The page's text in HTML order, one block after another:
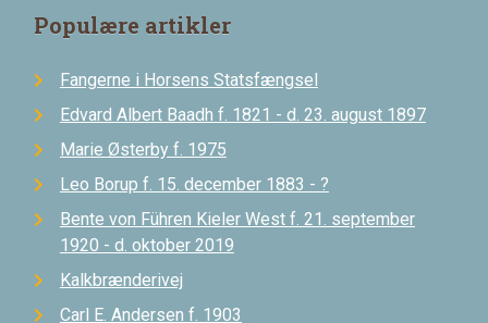
Populære artikler
Fangerne i Horsens Statsfængsel
Edvard Albert Baadh f. 1821 - d. 23. august 1897
Marie Østerby f. 1975
Leo Borup f. 15. december 1883 - ?
Bente von Führen Kieler West f. 21. september
1920 - d. oktober 2019
Kalkbrænderivej
Carl E. Andersen f. 1903